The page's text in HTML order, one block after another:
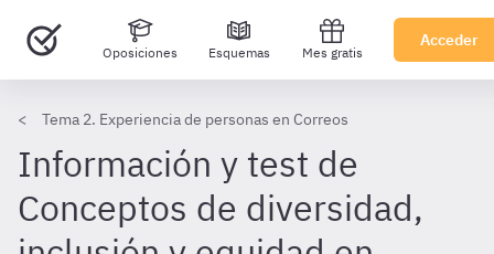
Oposiciones Esquemas Mes gratis
Acceder
Tema 2. Experiencia de personas en Correos
Información y test de
Conceptos de diversidad,